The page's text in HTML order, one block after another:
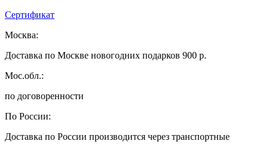
Сертификат
Москва:
Доставка по Москве новогодних подарков 900 р.
Мос.обл.:
по договоренности
По России:
Доставка по России производится через транспортные